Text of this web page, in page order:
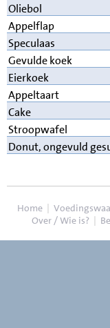
Oliebol
Appelflap
Speculaas
Gevulde koek
Eierkoek
Appeltaart
Cake
Stroopwafel
Donut, ongevuld
Home |
Over / Wie is? |